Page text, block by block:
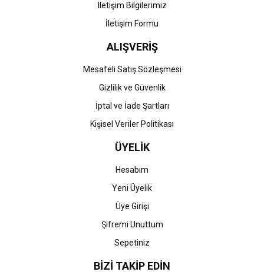
Iletişim Bilgilerimiz
İletişim Formu
ALIŞVERİŞ
Mesafeli Satış Sözleşmesi
Gizlilik ve Güvenlik
İptal ve İade Şartları
Kişisel Veriler Politikası
ÜYELİK
Hesabım
Yeni Üyelik
Üye Girişi
Şifremi Unuttum
Sepetiniz
BİZİ TAKİP EDİN